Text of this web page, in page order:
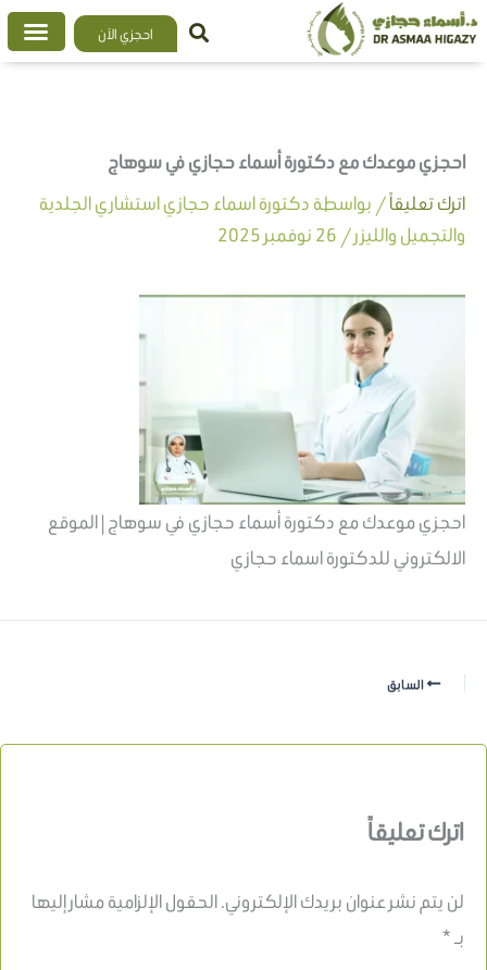
تخطي
إلى
احجزي الآن
احجزي موعدك مع دكتورة أسماء حجازي في سوهاج
اترك تعليقاً/ بواسطة دكتورة اسماء حجازي استشاري الجلدية
والتجميل والليزر/ 26 نوفمبر 2025
احجزي موعدك مع دكتورة أسماء حجازي في سوهاج | الموقع
الالكتروني للدكتورة اسماء حجازي
السابق
اترك تعليقاً
لن يتم نشر عنوان بريدك الإلكتروني.الحقول الإلزامية مشار إليها
بـ*